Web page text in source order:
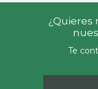
¿Quieres
Te